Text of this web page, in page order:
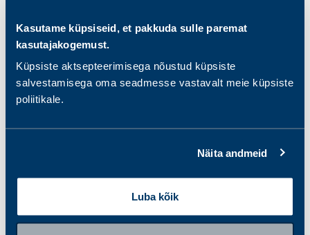
Kasutame küpsiseid, et pakkuda sulle paremat
kasutajakogemust.
Küpsiste aktsepteerimisega nõustud küpsiste
salvestamisega oma seadmesse vastavalt meie küpsiste
poliitikale.
Näita andmeid
Luba kõik
Südamepakett
68.00 €
Südamepakett pluss
157.00 €